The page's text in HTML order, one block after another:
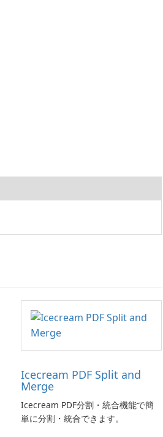
Icecream PDF Split and
Merge
Icecream PDF分割・統合機能で簡
単に分割・統合できます。